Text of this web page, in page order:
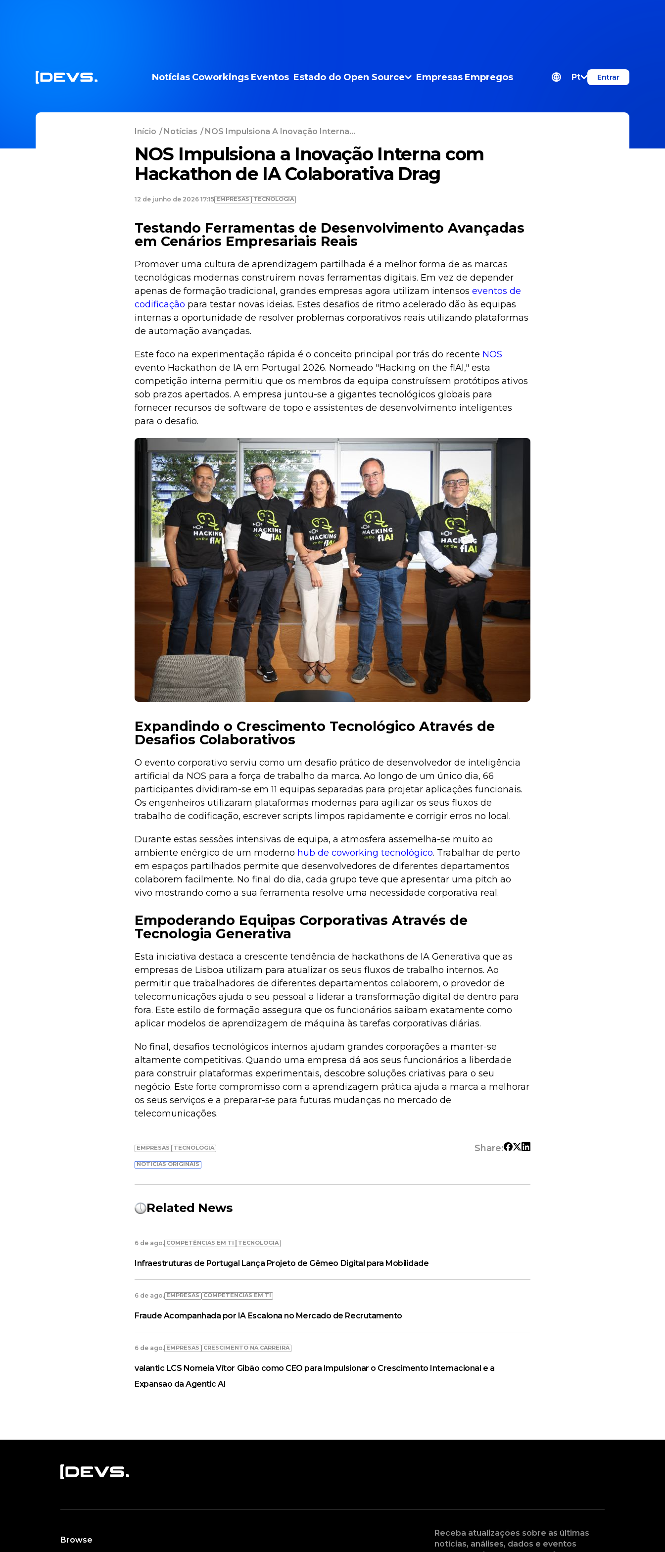
Notícias Coworkings Eventos Estado do Open Source Empresas Empregos Pt Entrar
Início /Notícias / NOS Impulsiona A Inovação Interna...
NOS Impulsiona a Inovação Interna com
Hackathon de IA Colaborativa Drag
12 de junho de 2026 17:15 EMPRESAS TECNOLOGIA
Testando Ferramentas de Desenvolvimento Avançadas
em Cenários Empresariais Reais
Promover uma cultura de aprendizagem partilhada é a melhor forma de as marcas
tecnológicas modernas construírem novas ferramentas digitais. Em vez de depender
apenas de formação tradicional, grandes empresas agora utilizam intensos eventos de
codificação para testar novas ideias. Estes desafios de ritmo acelerado dão às equipas
internas a oportunidade de resolver problemas corporativos reais utilizando plataformas
de automação avançadas.
Este foco na experimentação rápida é o conceito principal por trás do recente NOS
evento Hackathon de IA em Portugal 2026. Nomeado "Hacking on the flAI," esta
competição interna permitiu que os membros da equipa construíssem protótipos ativos
sob prazos apertados. A empresa juntou-se a gigantes tecnológicos globais para
fornecer recursos de software de topo e assistentes de desenvolvimento inteligentes
para o desafio.
Expandindo o Crescimento Tecnológico Através de
Desafios Colaborativos
O evento corporativo serviu como um desafio prático de desenvolvedor de inteligência
artificial da NOS para a força de trabalho da marca. Ao longo de um único dia, 66
participantes dividiram-se em 11 equipas separadas para projetar aplicações funcionais.
Os engenheiros utilizaram plataformas modernas para agilizar os seus fluxos de
trabalho de codificação, escrever scripts limpos rapidamente e corrigir erros no local.
Durante estas sessões intensivas de equipa, a atmosfera assemelha-se muito ao
ambiente enérgico de um moderno hub de coworking tecnológico. Trabalhar de perto
em espaços partilhados permite que desenvolvedores de diferentes departamentos
colaborem facilmente. No final do dia, cada grupo teve que apresentar uma pitch ao
vivo mostrando como a sua ferramenta resolve uma necessidade corporativa real.
Empoderando Equipas Corporativas Através de
Tecnologia Generativa
Esta iniciativa destaca a crescente tendência de hackathons de IA Generativa que as
empresas de Lisboa utilizam para atualizar os seus fluxos de trabalho internos. Ao
permitir que trabalhadores de diferentes departamentos colaborem, o provedor de
telecomunicações ajuda o seu pessoal a liderar a transformação digital de dentro para
fora. Este estilo de formação assegura que os funcionários saibam exatamente como
aplicar modelos de aprendizagem de máquina às tarefas corporativas diárias.
No final, desafios tecnológicos internos ajudam grandes corporações a manter-se
altamente competitivas. Quando uma empresa dá aos seus funcionários a liberdade
para construir plataformas experimentais, descobre soluções criativas para o seu
negócio. Este forte compromisso com a aprendizagem prática ajuda a marca a melhorar
os seus serviços e a preparar-se para futuras mudanças no mercado de
telecomunicações.
EMPRESAS TECNOLOGIA Share:
NOTÍCIAS ORIGINAIS
Related News
6 de ago. COMPETÊNCIAS EM TI TECNOLOGIA
Infraestruturas de Portugal Lança Projeto de Gêmeo Digital para Mobilidade
6 de ago. EMPRESAS COMPETÊNCIAS EM TI
Fraude Acompanhada por IA Escalona no Mercado de Recrutamento
6 de ago. EMPRESAS CRESCIMENTO NA CARREIRA
valantic LCS Nomeia Vítor Gibão como CEO para Impulsionar o Crescimento Internacional e a
Expansão da Agentic AI
Browse
Receba atualizações sobre as últimas
notícias, análises, dados e eventos